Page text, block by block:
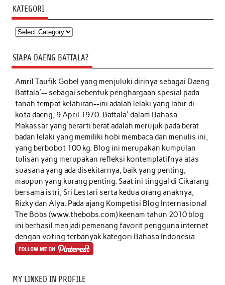
KATEGORI
Kategori
SIAPA DAENG BATTALA?
Amril Taufik Gobelyang menjuluki dirinya sebagai Daeng
Battala'-- sebagai sebentuk penghargaan spesial pada
tanah tempat kelahiran--ini adalah lelaki yang lahir di
kota daeng, 9 April 1970. Battala' dalam Bahasa
Makassar yang berarti berat adalah merujuk pada berat
badan lelaki yang memiliki hobi membaca dan menulis ini,
yang berbobot 100 kg. Blog ini merupakan kumpulan
tulisan yang merupakan refleksi kontemplatifnya atas
suasana yang ada disekitarnya, baik yang penting,
maupun yang kurang penting. Saat ini tinggal di Cikarang
bersama istri, Sri Lestari serta kedua orang anaknya,
Rizky dan Alya. Pada ajang Kompetisi Blog Internasional
The Bobs (www.thebobs.com) keenam tahun 2010 blog
ini berhasil menjadi pemenang favorit pengguna internet
dengan voting terbanyak kategori Bahasa Indonesia.
MY LINKED IN PROFILE